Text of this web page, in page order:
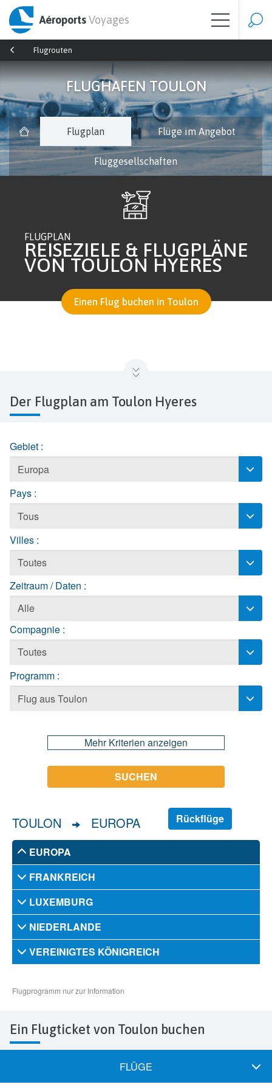
AéroportsVoyages
Flugrouten
FLUGHAFEN TOULON
Flugplan Flüge im Angebot
Fluggesellschaften
FLUGPLAN
REISEZIELE & FLUGPLÄNE
VON TOULON HYERES
Einen Flug buchen in Toulon
Der Flugplan am Toulon Hyeres
Ein Flugticket von Toulon buchen